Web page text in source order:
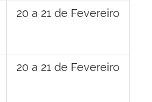
20 a 21 de Fevereiro
20 a 21 de Fevereiro